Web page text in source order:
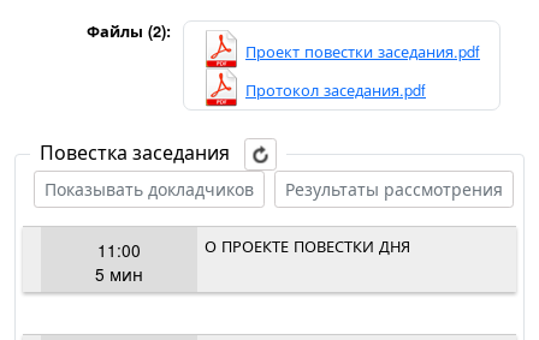
Файлы (2):
Проект повестки заседания.pdf
Протокол заседания.pdf
Повестка заседания
Показывать докладчиков Результаты рассмотрения
11:00
5 мин
О ПРОЕКТЕ ПОВЕСТКИ ДНЯ